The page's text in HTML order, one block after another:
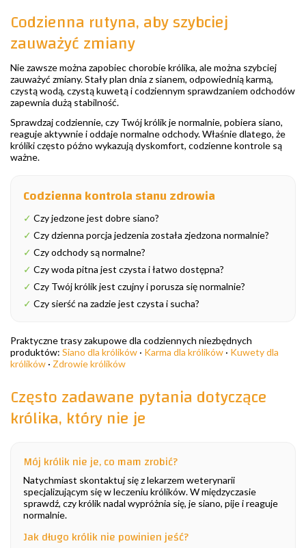
Codzienna rutyna, aby szybciej
zauważyć zmiany
Nie zawsze można zapobiec chorobie królika, ale można szybciej
zauważyć zmiany. Stały plan dnia z sianem, odpowiednią karmą,
czystą wodą, czystą kuwetą i codziennym sprawdzaniem odchodów
zapewnia dużą stabilność.
Sprawdzaj codziennie, czy Twój królik je normalnie, pobiera siano,
reaguje aktywnie i oddaje normalne odchody. Właśnie dlatego, że
króliki często późno wykazują dyskomfort, codzienne kontrole są
ważne.
Codzienna kontrola stanu zdrowia
✓ Czy jedzone jest dobre siano?
✓ Czy dzienna porcja jedzenia została zjedzona normalnie?
✓ Czy odchody są normalne?
✓ Czy woda pitna jest czysta i łatwo dostępna?
✓ Czy Twój królik jest czujny i porusza się normalnie?
✓ Czy sierść na zadzie jest czysta i sucha?
Praktyczne trasy zakupowe dla codziennych niezbędnych
produktów: Siano dla królików · Karma dla królików · Kuwety dla
królików · Zdrowie królików
Często zadawane pytania dotyczące
królika, który nie je
Mój królik nie je, co mam zrobić?
Natychmiast skontaktuj się z lekarzem weterynarii
specjalizującym się w leczeniu królików. W międzyczasie
sprawdź, czy królik nadal wypróżnia się, je siano, pije i reaguje
normalnie.
Jak długo królik nie powinien jeść?